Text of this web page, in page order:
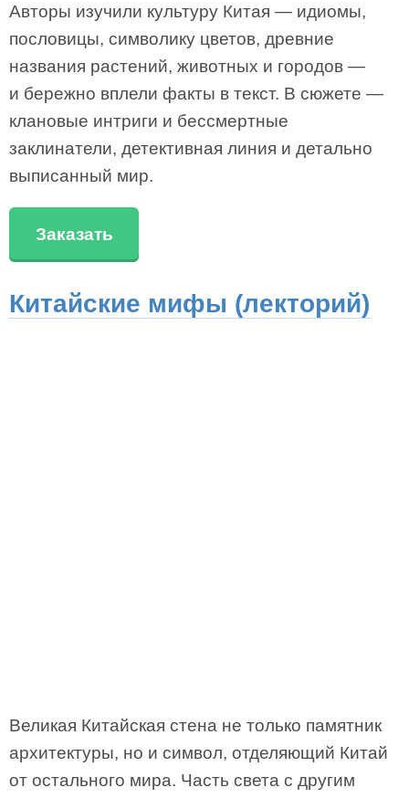
Авторы изучили культуру Китая — идиомы,
пословицы, символику цветов, древние
названия растений, животных и городов —
и бережно вплели факты в текст. В сюжете —
клановые интриги и бессмертные
заклинатели, детективная линия и детально
выписанный мир.
Заказать
Китайские мифы (лекторий)
Великая Китайская стена не только памятник
архитектуры, но и символ, отделяющий Китай
от остального мира. Часть света с другим